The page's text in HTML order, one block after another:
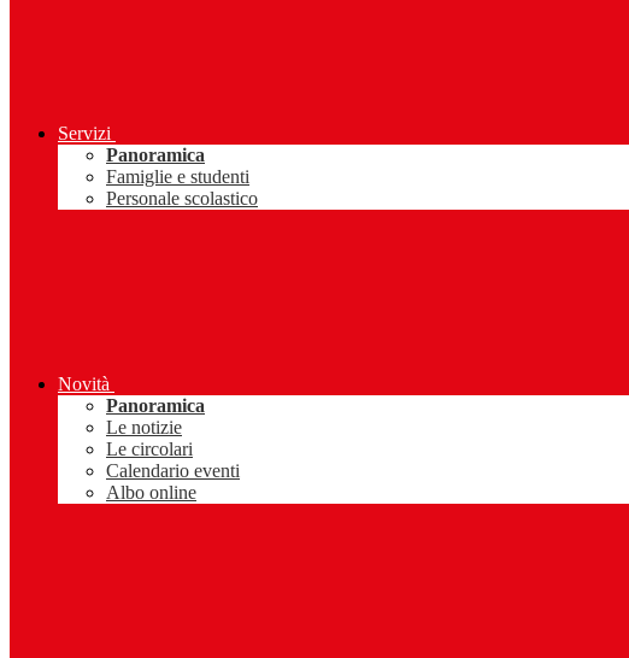
Servizi
Panoramica
Famiglie e studenti
Personale scolastico
Novità
Panoramica
Le notizie
Le circolari
Calendario eventi
Albo online